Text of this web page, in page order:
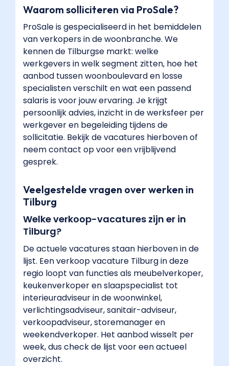
Waarom solliciteren via ProSale?
ProSale is gespecialiseerd in het bemiddelen
van verkopers in de woonbranche. We
kennen de Tilburgse markt: welke
werkgevers in welk segment zitten, hoe het
aanbod tussen woonboulevard en losse
specialisten verschilt en wat een passend
salaris is voor jouw ervaring. Je krijgt
persoonlijk advies, inzicht in de werksfeer per
werkgever en begeleiding tijdens de
sollicitatie. Bekijk de vacatures hierboven of
neem contact op voor een vrijblijvend
gesprek.
Veelgestelde vragen over werken in
Tilburg
Welke verkoop-vacatures zijn er in
Tilburg?
De actuele vacatures staan hierboven in de
lijst. Een verkoop vacature Tilburg in deze
regio loopt van functies als meubelverkoper,
keukenverkoper en slaapspecialist tot
interieuradviseur in de woonwinkel,
verlichtingsadviseur, sanitair-adviseur,
verkoopadviseur, storemanager en
weekendverkoper. Het aanbod wisselt per
week, dus check de lijst voor een actueel
overzicht.